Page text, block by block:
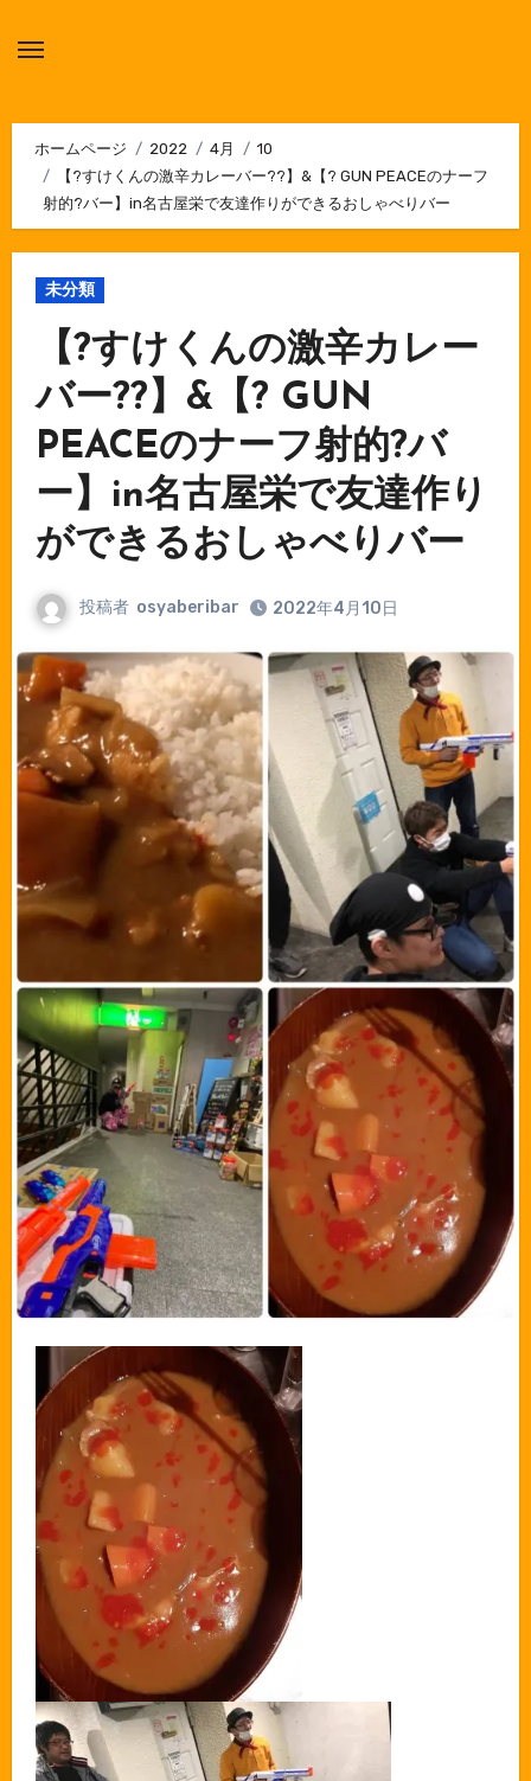
ホームページ 2022 4月
10
【?すけくんの激辛カレーバー??】&【? GUN PEACEのナーフ
射的?バー】in名古屋栄で友達作りができるおしゃべりバー
未分類
【?すけくんの激辛カレー
バー??】&【? GUN
PEACEのナーフ射的?バ
ー】in名古屋栄で友達作り
ができるおしゃべりバー
投稿者 osyaberibar 2022年4月10日